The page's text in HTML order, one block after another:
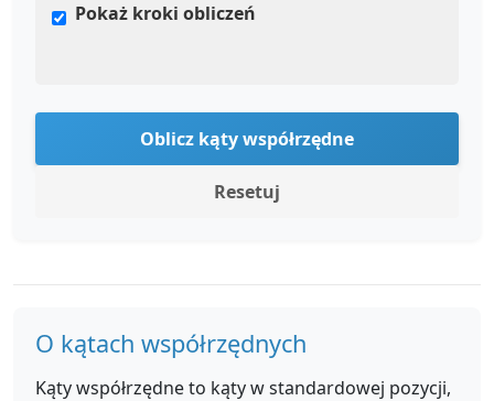
Pokaż kroki obliczeń
Oblicz kąty współrzędne
Resetuj
O kątach współrzędnych
Kąty współrzędne to kąty w standardowej pozycji,